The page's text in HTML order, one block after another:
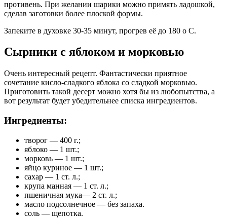
противень. При желании шарики можно примять ладошкой,
сделав заготовки более плоской формы.
Запеките в духовке 30-35 минут, прогрев её до 180 о С.
Сырники с яблоком и морковью
Очень интересный рецепт. Фантастически приятное
сочетание кисло-сладкого яблока со сладкой морковью.
Приготовить такой десерт можно хотя бы из любопытства, а
вот результат будет убедительнее списка ингредиентов.
Ингредиенты:
творог — 400 г.;
яблоко — 1 шт.;
морковь — 1 шт.;
яйцо куриное — 1 шт.;
сахар — 1 ст. л.;
крупа манная — 1 ст. л.;
пшеничная мука— 2 ст. л.;
масло подсолнечное — без запаха.
соль — щепотка.